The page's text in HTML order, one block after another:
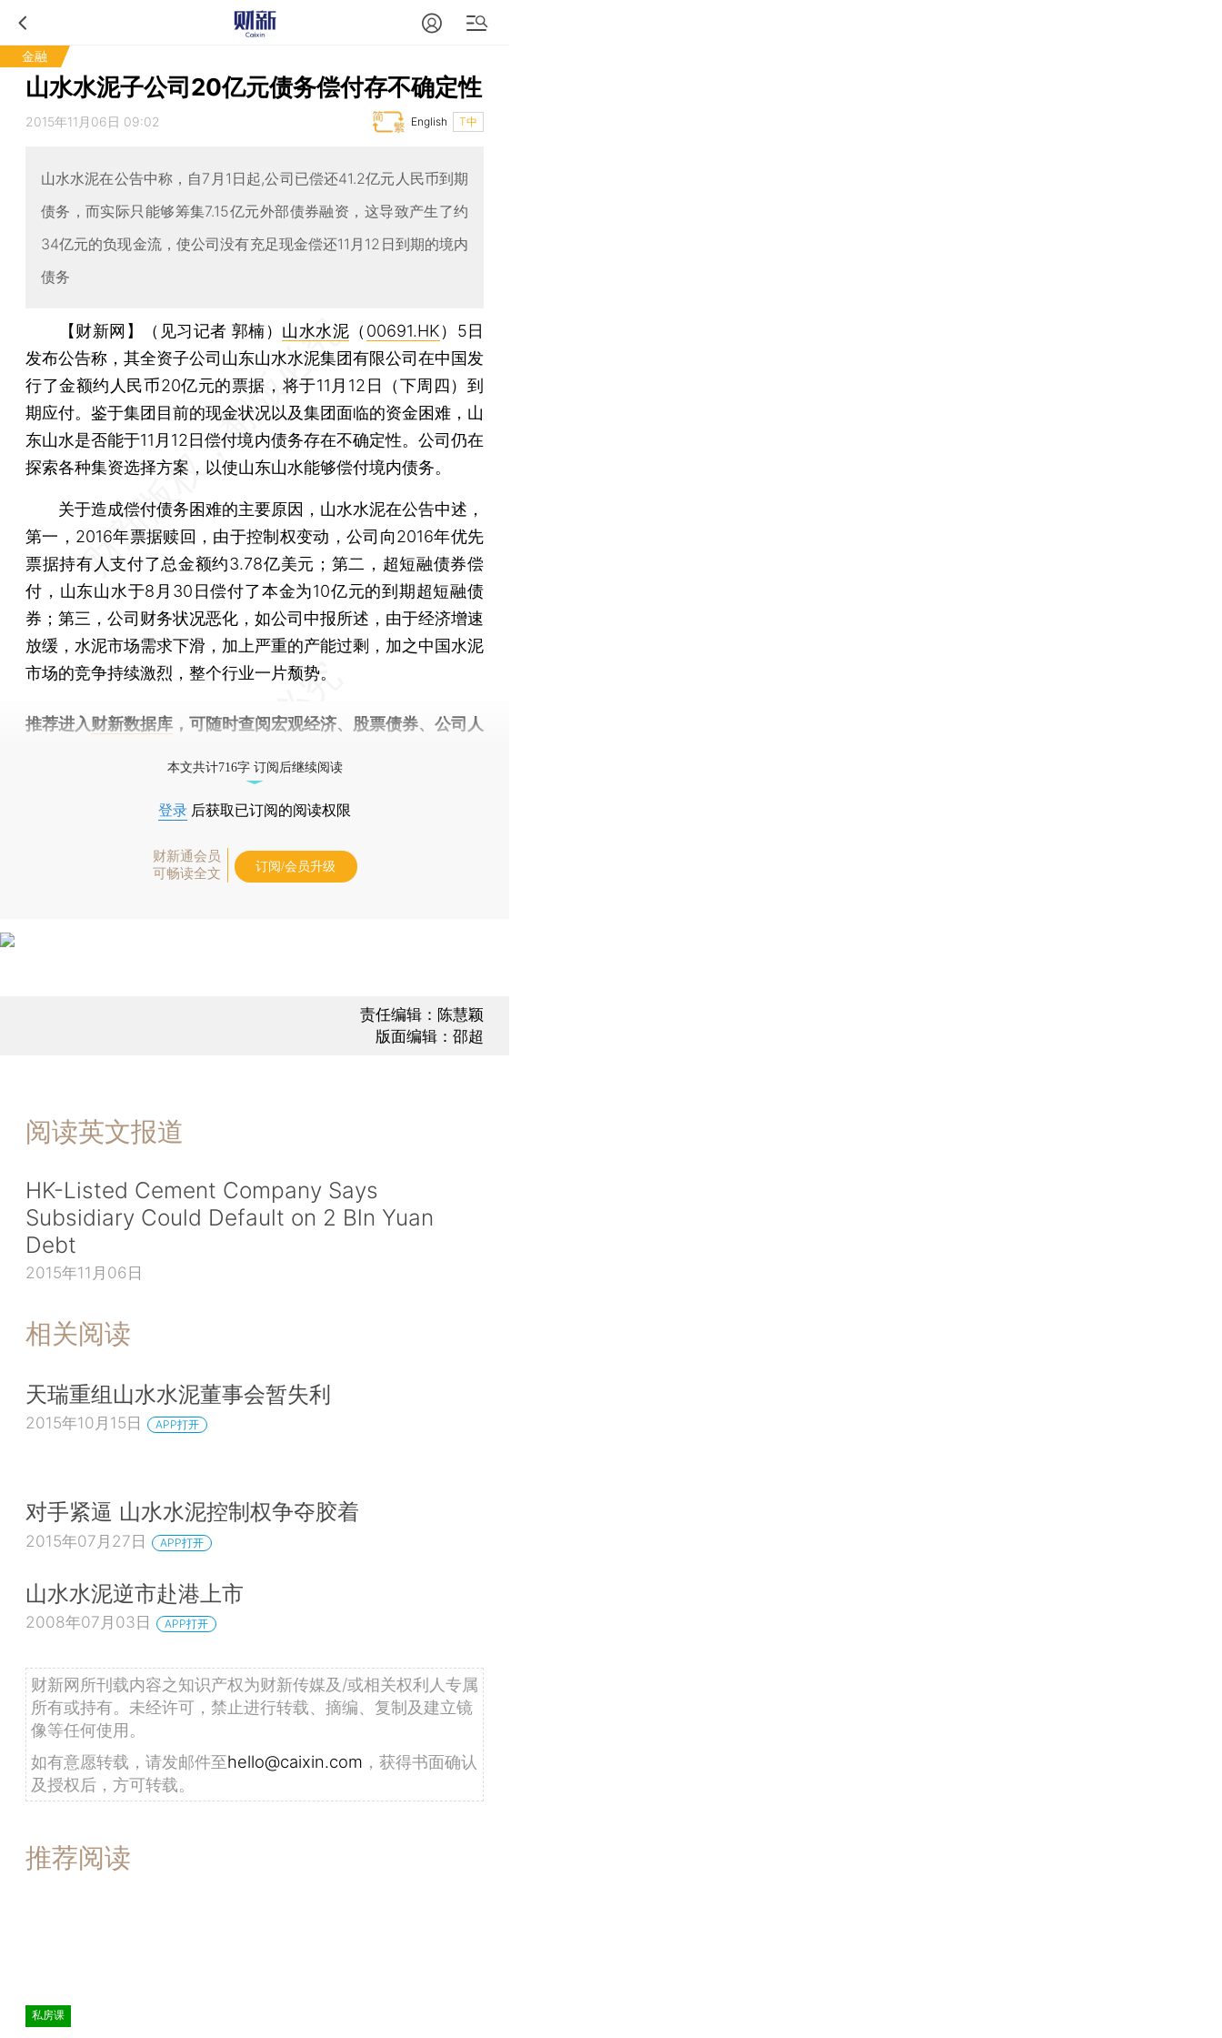
金融
山水水泥子公司20亿元债务偿付存不确定性
2015年11月06日 09:02 T中
English
山水水泥在公告中称，自7月1日起,公司已偿还41.2亿元人民币到期
债务，而实际只能够筹集7.15亿元外部债券融资，这导致产生了约
34亿元的负现金流，使公司没有充足现金偿还11月12日到期的境内
债务
【财新网】（见习记者 郭楠） 山水水泥 （ 00691.HK）5日
发布公告称，其全资子公司山东山水水泥集团有限公司在中国发
行了金额约人民币20亿元的票据，将于11月12日（下周四）到
期应付。鉴于集团目前的现金状况以及集团面临的资金困难，山
东山水是否能于11月12日偿付境内债务存在不确定性。公司仍在
探索各种集资选择方案，以使山东山水能够偿付境内债务。
关于造成偿付债务困难的主要原因，山水水泥在公告中述，
第一，2016年票据赎回，由于控制权变动，公司向2016年优先
票据持有人支付了总金额约3.78亿美元；第二，超短融债券偿
付，山东山水于8月30日偿付了本金为10亿元的到期超短融债
券；第三，公司财务状况恶化，如公司中报所述，由于经济增速
放缓，水泥市场需求下滑，加上严重的产能过剩，加之中国水泥
市场的竞争持续激烈，整个行业一片颓势。
推荐进入财新数据库 ，可随时查阅宏观经济、股票债券、公司人
本文共计716字 订阅后继续阅读
登录 后获取已订阅的阅读权限
财新通会员
可畅读全文
订阅/会员升级
责任编辑：陈慧颖
版面编辑：邵超
阅读英文报道
HK-Listed Cement Company Says
Subsidiary Could Default on 2 Bln Yuan
Debt
2015年11月06日
相关阅读
天瑞重组山水水泥董事会暂失利
2015年10月15日 APP打开
对手紧逼 山水水泥控制权争夺胶着
2015年07月27日 APP打开
山水水泥逆市赴港上市
2008年07月03日 APP打开
财新网所刊载内容之知识产权为财新传媒及/或相关权利人专属
所有或持有。未经许可，禁止进行转载、摘编、复制及建立镜
像等任何使用。
如有意愿转载，请发邮件至hello@caixin.com ，获得书面确认
及授权后，方可转载。
推荐阅读
私房课